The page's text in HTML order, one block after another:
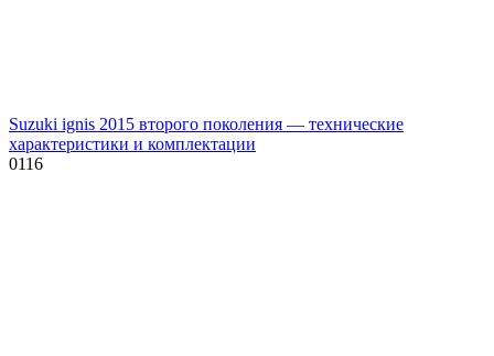
Suzuki ignis 2015 второго поколения — технические
характеристики и комплектации
0116